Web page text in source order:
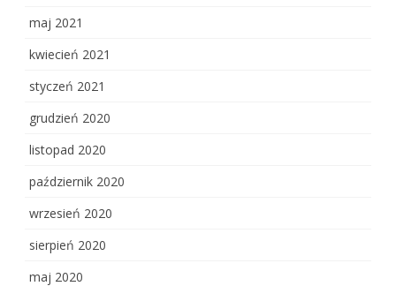
maj 2021
kwiecień 2021
styczeń 2021
grudzień 2020
listopad 2020
październik 2020
wrzesień 2020
sierpień 2020
maj 2020